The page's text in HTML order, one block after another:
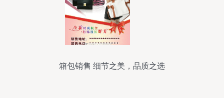
箱包销售 细节之美，品质之选